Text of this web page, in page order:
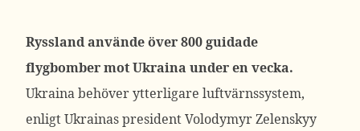
Ryssland använde över 800 guidade
flygbomber mot Ukraina under en vecka.
Ukraina behöver ytterligare luftvärnssystem,
enligt Ukrainas president Volodymyr Zelenskyy